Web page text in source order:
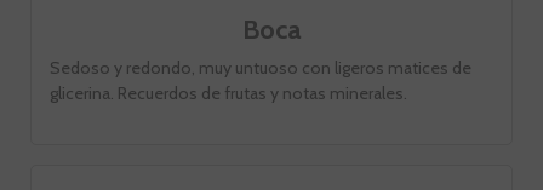
Boca
Sedoso y redondo, muy untuoso con ligeros matices de
glicerina. Recuerdos de frutas y notas minerales.